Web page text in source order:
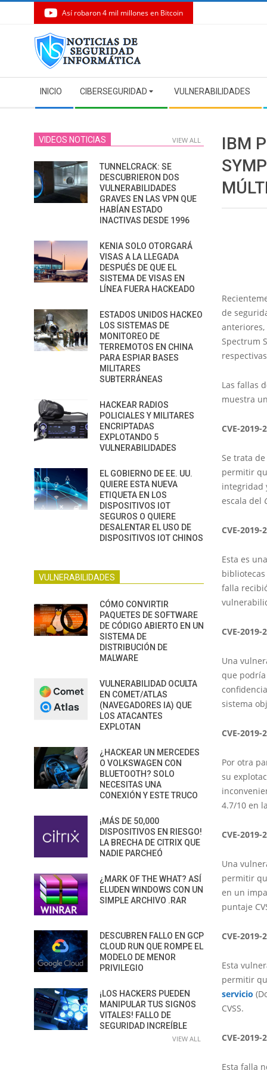
Así robaron 4 mil millones en Bitcoin
Navigation
Menu
INICIO CIBERSEGURIDAD VULNERABILIDADES
IBM
de
anteriores,
Spectrum
Las fallas
muestra
CVE-2019-
Se trata
permitir
integridad
escala del
CVE-2019-
Esta es
falla
CVE-2019-
Una
que
sistema
CVE-2019-
Por otra
su
4.7/10 en
CVE-2019-
Una
permitir
en un
puntaje
CVE-2019-
Esta
permitir
servicio
CVSS.
CVE-2019-
Esta falla
VIDEOS NOTICIAS VIEW ALL
TUNNELCRACK: SE
DESCUBRIERON DOS
VULNERABILIDADES
GRAVES EN LAS VPN QUE
HABÍAN ESTADO
INACTIVAS DESDE 1996
KENIA SOLO OTORGARÁ
VISAS A LA LLEGADA
DESPUÉS DE QUE EL
SISTEMA DE VISAS EN
LÍNEA FUERA HACKEADO
ESTADOS UNIDOS HACKEO
LOS SISTEMAS DE
MONITOREO DE
TERREMOTOS EN CHINA
PARA ESPIAR BASES
MILITARES
SUBTERRÁNEAS
HACKEAR RADIOS
POLICIALES Y MILITARES
ENCRIPTADAS
EXPLOTANDO 5
VULNERABILIDADES
EL GOBIERNO DE EE. UU.
QUIERE ESTA NUEVA
ETIQUETA EN LOS
DISPOSITIVOS IOT
SEGUROS O QUIERE
DESALENTAR EL USO DE
DISPOSITIVOS IOT CHINOS
VULNERABILIDADES
CÓMO CONVIRTIR
PAQUETES DE SOFTWARE
DE CÓDIGO ABIERTO EN UN
SISTEMA DE
DISTRIBUCIÓN DE
MALWARE
VULNERABILIDAD OCULTA
EN COMET/ATLAS
(NAVEGADORES IA) QUE
LOS ATACANTES
EXPLOTAN
¿HACKEAR UN MERCEDES
O VOLKSWAGEN CON
BLUETOOTH? SOLO
NECESITAS UNA
CONEXIÓN Y ESTE TRUCO
¡MÁS DE 50,000
DISPOSITIVOS EN RIESGO!
LA BRECHA DE CITRIX QUE
NADIE PARCHEÓ
¿MARK OF THE WHAT? ASÍ
ELUDEN WINDOWS CON UN
SIMPLE ARCHIVO .RAR
DESCUBREN FALLO EN GCP
CLOUD RUN QUE ROMPE EL
MODELO DE MENOR
PRIVILEGIO
¡LOS HACKERS PUEDEN
MANIPULAR TUS SIGNOS
VITALES! FALLO DE
SEGURIDAD INCREÍBLE
VIEW ALL